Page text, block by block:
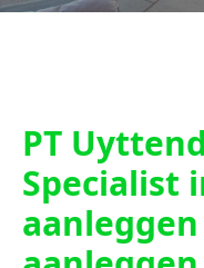
PT
Specialist